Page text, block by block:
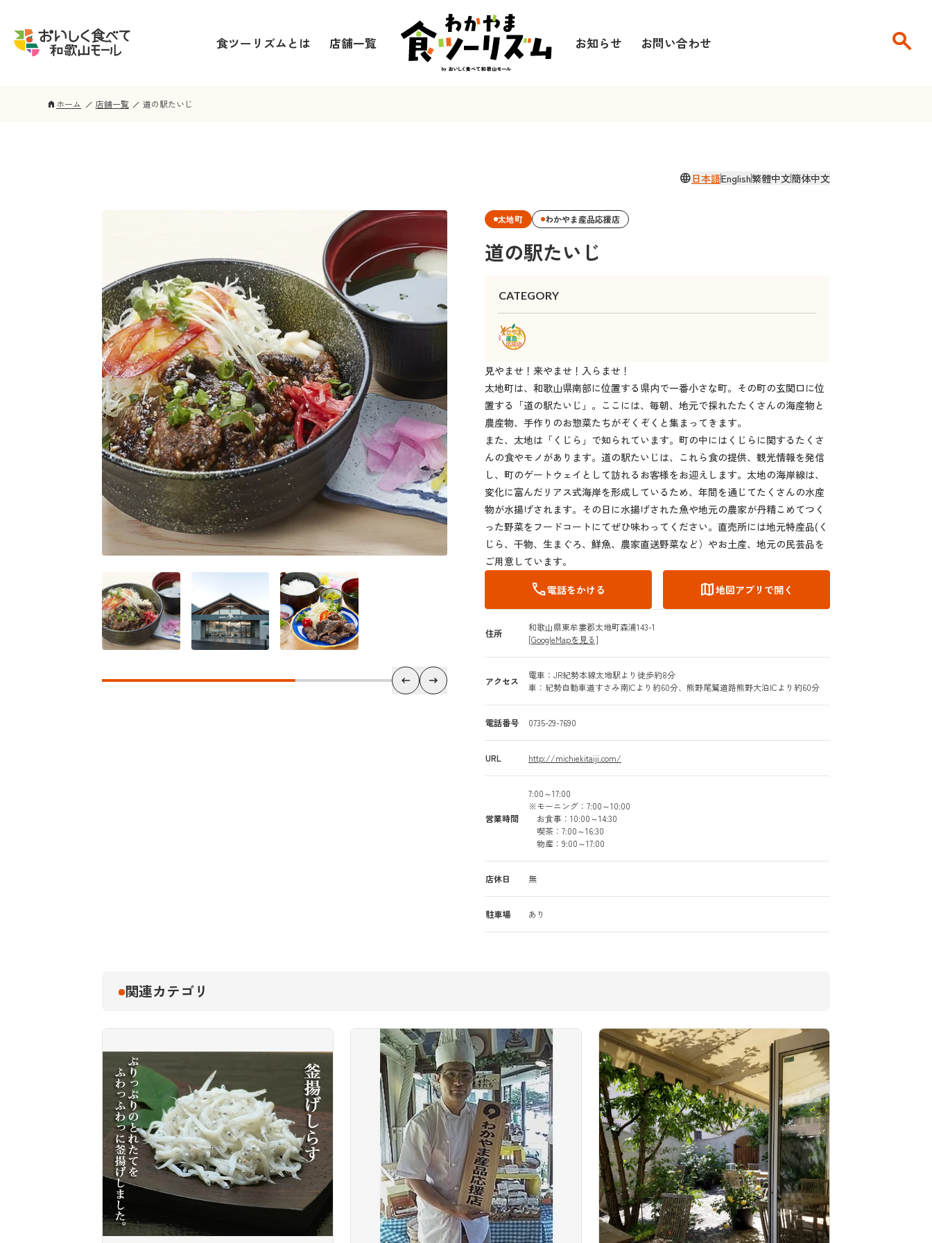
食ツーリズムとは 店舗一覧 お知らせ お問い合わせ search
home ホーム 店舗一覧 道の駅たいじ
language日本語English繁體中文簡体中文
太地町 わかやま産品応援店
道の駅たいじ
CATEGORY
見やませ！来やませ！入らませ！
太地町は、和歌山県南部に位置する県内で一番小さな町。その町の玄関口に位
置する「道の駅たいじ」。ここには、毎朝、地元で採れたたくさんの海産物と
農産物、手作りのお惣菜たちがぞくぞくと集まってきます。
また、太地は「くじら」で知られています。町の中にはくじらに関するたくさ
んの食やモノがあります。道の駅たいじは、これら食の提供、観光情報を発信
し、町のゲートウェイとして訪れるお客様をお迎えします。太地の海岸線は、
変化に富んだリアス式海岸を形成しているため、年間を通じてたくさんの水産
物が水揚げされます。その日に水揚げされた魚や地元の農家が丹精こめてつく
った野菜をフードコートにてぜひ味わってください。直売所には地元特産品(く
じら、干物、生まぐろ、鮮魚、農家直送野菜など）やお土産、地元の民芸品を
ご用意しています。
call電話をかける map地図アプリで開く
住所
和歌山県東牟婁郡太地町森浦143-1
[GoogleMapを見る]
アクセス
電車：JR紀勢本線太地駅より徒歩約8分
車：紀勢自動車道すさみ南ICより約60分、熊野尾鷲道路熊野大泊ICより約60分
電話番号 0735-29-7690
URL http://michiekitaiji.com/
営業時間
7:00～17:00
※モーニング：7:00～10:00
お食事：10:00～14:30
喫茶：7:00～16:30
物産：9:00～17:00
店休日 無
駐車場 あり
関連カテゴリ
福亀堂 三段店